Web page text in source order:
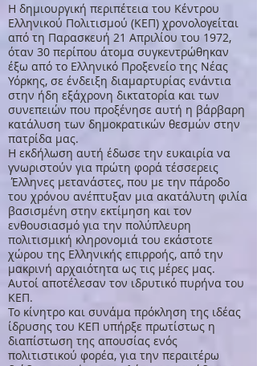
Η δημιουργική περιπέτεια του Κέντρου
Ελληνικού Πολιτισμού (ΚΕΠ) χρονολογείται
από τη Παρασκευή 21 Απριλίου του 1972,
όταν 30 περίπου άτομα συγκεντρώθηκαν
έξω από το Ελληνικό Προξενείο της Νέας
Υόρκης, σε ένδειξη διαμαρτυρίας ενάντια
στην ήδη εξάχρονη δικτατορία και των
συνεπειών που προξένησε αυτή η βάρβαρη
κατάλυση των δημοκρατικών θεσμών στην
πατρίδα μας.
Η εκδήλωση αυτή έδωσε την ευκαιρία να
γνωριστούν για πρώτη φορά τέσσερεις
Έλληνες μετανάστες, που με την πάροδο
του χρόνου ανέπτυξαν μια ακατάλυτη φιλία
βασισμένη στην εκτίμηση και τον
ενθουσιασμό για την πολύπλευρη
πολιτισμική κληρονομιά του εκάστοτε
χώρου της Ελληνικής επιρροής, από την
μακρινή αρχαιότητα ως τις μέρες μας.
Αυτοί αποτέλεσαν τον ιδρυτικό πυρήνα του
ΚΕΠ.
Το κίνητρο και συνάμα πρόκληση της ιδέας
ίδρυσης του ΚΕΠ υπήρξε πρωτίστως η
διαπίστωση της απουσίας ενός
πολιτιστικού φορέα, για την περαιτέρω